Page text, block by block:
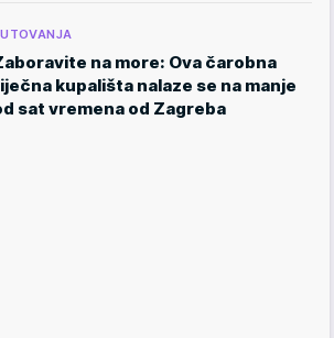
na more: Ova čarobna
kupališta nalaze se na manje
sat vremena od Zagreba